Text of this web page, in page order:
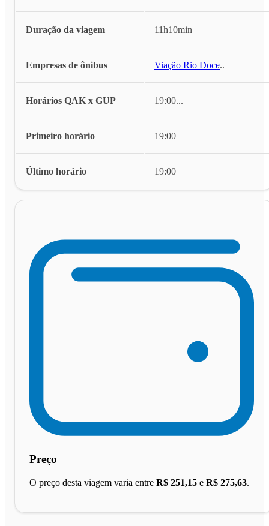
Duração da viagem 11h10min
Empresas de ônibus Viação Rio Doce...
Horários QAK x GUP 19:00...
Primeiro horário 19:00
Último horário 19:00
Preço
O preço desta viagem varia entre R$ 251,15 e R$ 275,63.